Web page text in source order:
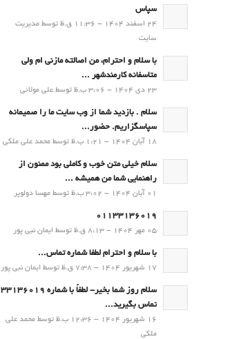
سپاس
24 اسفند 1404 - 11:36 ق.ظ توسط مدیریت
سایت
با سلام و احترام، من اصالته مازنی ام ولی
متاسفانه کارمندشهر ...
23 دی 1404 - 3:06 ب.ظ توسط علی مولائی
سلام . بازدید شما از وب سایت ما را صمیمانه
سپاسگزاریم. حضور...
18 آبان 1404 - 1:21 ب.ظ توسط محمد علی ملکی
سلام خیلی متن خوب و کاملی بود ممنون از
راهنمایی شما من همیشه ...
01 آبان 1404 - 3:02 ب.ظ توسط مهسا دولوپر
01133136019
05 مهر 1404 - 8:13 ق.ظ توسط ایمان نبی پور
با سلام و احترام لطفا شماره تماس...
17 شهریور 1404 - 7:38 ق.ظ توسط ایمان نبی پور
سلام روز شما بخیر- لطفاً با شماره 33136019
تماس بگیرید...
16 شهریور 1404 - 12:36 ب.ظ توسط محمد علی
ملکی